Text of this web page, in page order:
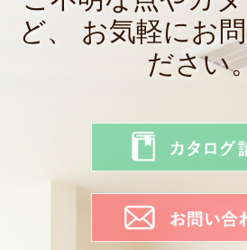
ど、
お気軽にお
ださい